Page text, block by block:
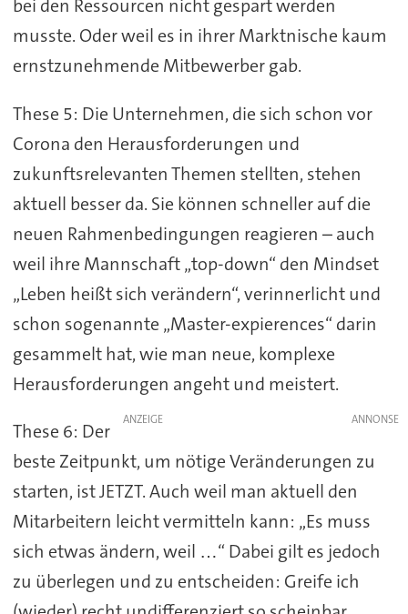
bei den Ressourcen nicht gespart werden
musste. Oder weil es in ihrer Marktnische kaum
ernstzunehmende Mitbewerber gab.
These 5: Die Unternehmen, die sich schon vor
Corona den Herausforderungen und
zukunftsrelevanten Themen stellten, stehen
aktuell besser da. Sie können schneller auf die
neuen Rahmenbedingungen reagieren – auch
weil ihre Mannschaft „top-down“ den Mindset
„Leben heißt sich verändern“, verinnerlicht und
schon sogenannte „Master-expierences“ darin
gesammelt hat, wie man neue, komplexe
Herausforderungen angeht und meistert.
ANZEIGE
These 6: Der
beste Zeitpunkt, um nötige Veränderungen zu
starten, ist JETZT. Auch weil man aktuell den
Mitarbeitern leicht vermitteln kann: „Es muss
sich etwas ändern, weil …“ Dabei gilt es jedoch
zu überlegen und zu entscheiden: Greife ich